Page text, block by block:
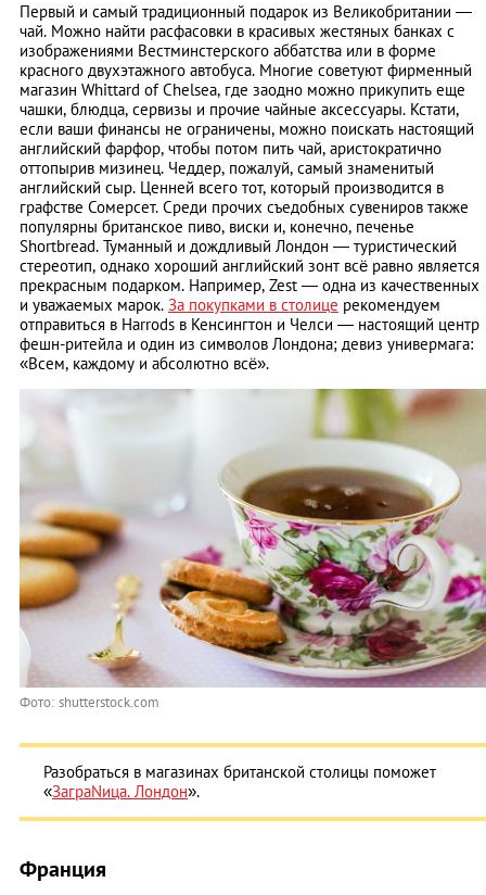
Первый и самый традиционный подарок из Великобритании —
чай. Можно найти расфасовки в красивых жестяных банках с
изображениями Вестминстерского аббатства или в форме
красного двухэтажного автобуса. Многие советуют фирменный
магазин Whittard of Chelsea, где заодно можно прикупить еще
чашки, блюдца, сервизы и прочие чайные аксессуары. Кстати,
если ваши финансы не ограничены, можно поискать настоящий
английский фарфор, чтобы потом пить чай, аристократично
оттопырив мизинец. Чеддер, пожалуй, самый знаменитый
английский сыр. Ценней всего тот, который производится в
графстве Сомерсет. Среди прочих съедобных сувениров также
популярны британское пиво, виски и, конечно, печенье
Shortbreаd. Туманный и дождливый Лондон — туристический
стереотип, однако хороший английский зонт всё равно является
прекрасным подарком. Например, Zest — одна из качественных
и уважаемых марок. За покупками в столице рекомендуем
отправиться в Harrods в Кенсингтон и Челси — настоящий центр
фешн-ритейла и один из символов Лондона; девиз универмага:
«Всем, каждому и абсолютно всё».
Фото: shutterstock.com
Разобраться в магазинах британской столицы поможет
«ЗаграNица. Лондон».
Франция